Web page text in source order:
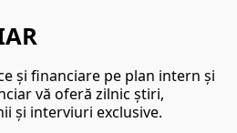
şi financiare pe plan intern şi
vă oferă zilnic ştiri,
şi interviuri exclusive.